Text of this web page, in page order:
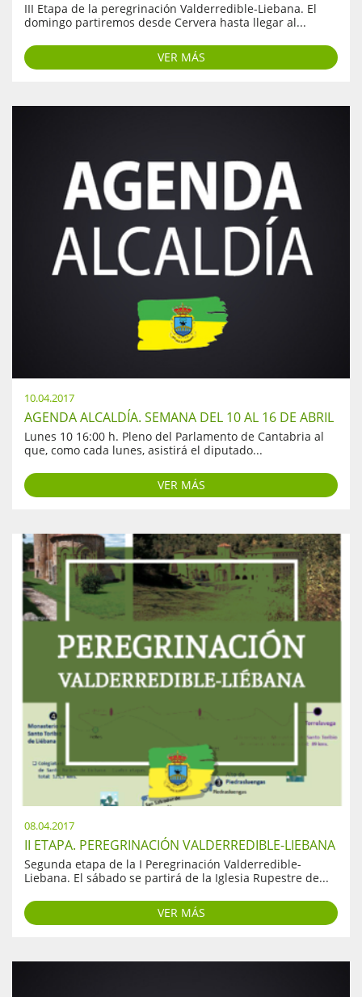
III Etapa de la peregrinación Valderredible-Liebana. El
domingo partiremos desde Cervera hasta llegar al...
VER MÁS
10.04.2017
AGENDA ALCALDÍA. SEMANA DEL 10 AL 16 DE ABRIL
Lunes 10 16:00 h. Pleno del Parlamento de Cantabria al
que, como cada lunes, asistirá el diputado...
VER MÁS
08.04.2017
II ETAPA. PEREGRINACIÓN VALDERREDIBLE-LIEBANA
Segunda etapa de la I Peregrinación Valderredible-
Liebana. El sábado se partirá de la Iglesia Rupestre de...
VER MÁS